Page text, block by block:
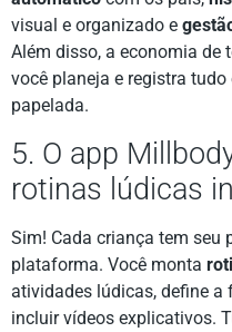
visual e organizado e
Além disso, a economia de
você planeja e registra tudo
papelada.
5. O app
rotinas lúdicas
Sim! Cada criança tem seu
plataforma. Você monta
atividades lúdicas, define a
incluir vídeos explicativos.